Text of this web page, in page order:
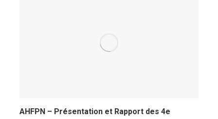
AHFPN – Présentation et Rapport des 4e